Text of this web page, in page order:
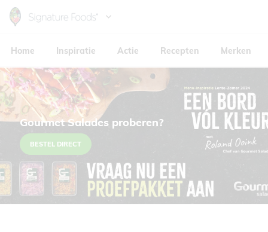
Skip
main
content
Home Inspiratie Actie Recepten Merken
Gourmet Salades proberen?
BESTEL DIRECT